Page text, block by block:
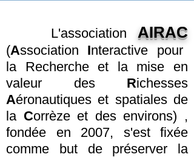
L'association AIRAC
(Association Interactive pour
la Recherche et la mise en
valeur des Richesses
Aéronautiques et spatiales de
la Corrèze et des environs) ,
fondée en 2007, s'est fixée
comme but de préserver la